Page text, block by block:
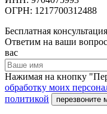
ОГРН: 1217700312488
Бесплатная консультация
Ответим на ваши
вас
Нажимая на кнопку
обработку моих
политикой
перезвоните